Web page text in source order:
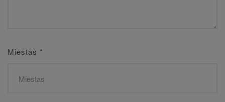
Miestas *